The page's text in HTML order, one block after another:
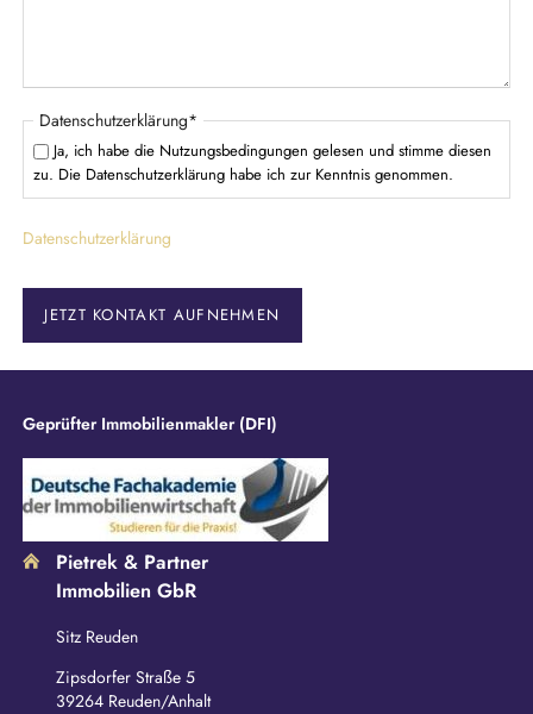
P
f
l
h
f
e
Datenschutzerklärung*
Ja, ich habe die Nutzungsbedingungen gelesen und stimme diesen
zu. Die Datenschutzerklärung habe ich zur Kenntnis genommen.
Datenschutzerklärung
JETZT KONTAKT AUFNEHMEN
Geprüfter Immobilienmakler (DFI)
Pietrek & Partner
Immobilien GbR
Sitz Reuden
Zipsdorfer Straße 5
39264 Reuden/Anhalt